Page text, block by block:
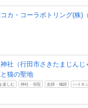
カ・コーラボトリング(株)
社（行田市さきたまじんじ
猫の聖地
楽しむ 神社・寺院 史跡・城跡 ハイキ